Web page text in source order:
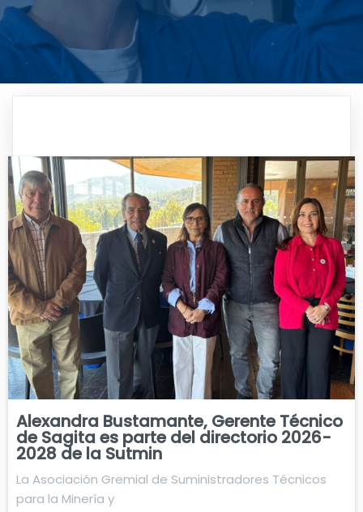
Alexandra Bustamante, Gerente Técnico
de Sagita es parte del directorio 2026-
2028 de la Sutmin
La Asociación Gremial de Suministradores Técnicos
para la Minería y